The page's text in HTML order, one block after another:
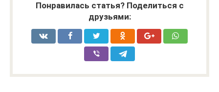
Понравилась статья? Поделиться с
друзьями: